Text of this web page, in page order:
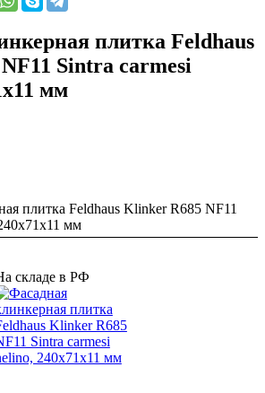
плитка Feldhaus
Sintra carmesi
мм
плитка Feldhaus Klinker R685 NF11
мм
складе в РФ